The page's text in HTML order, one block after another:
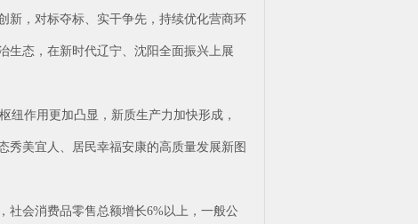
新，对标夺标、实干争先，持续优化营商环
生态，在新时代辽宁、沈阳全面振兴上展
纽作用更加凸显，新质生产力加快形成，
秀美宜人、居民幸福安康的高质量发展新图
社会消费品零售总额增长6%以上，一般公